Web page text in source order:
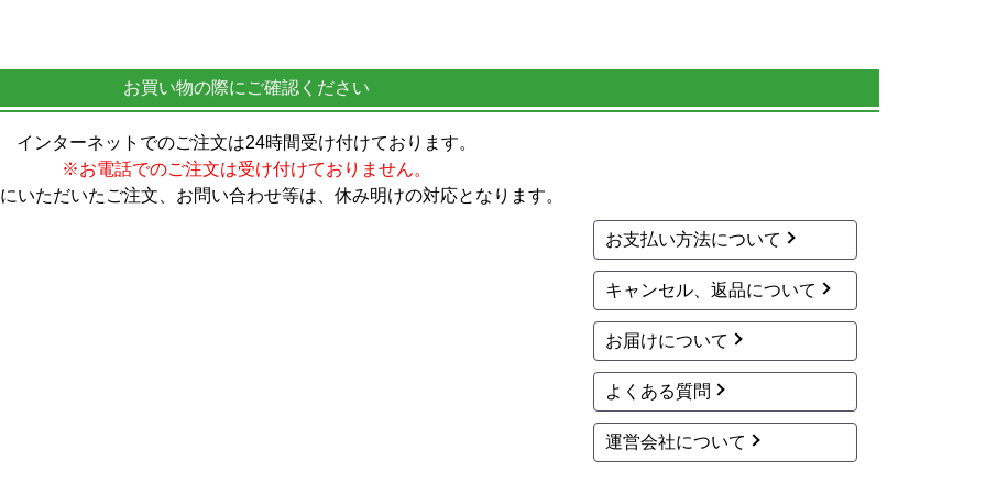
お買い物の際にご確認ください
インターネットでのご注文は24時間受け付けております。
※お電話でのご注文は受け付けておりません。
いただいたご注文、お問い合わせ等は、休み明けの対応となります。
お支払い方法について
キャンセル、返品について
お届けについて
よくある質問
運営会社について